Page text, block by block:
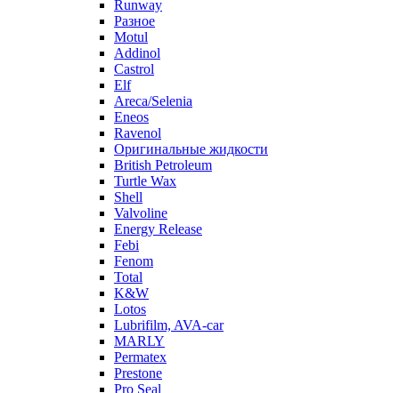
Runway
Разное
Motul
Addinol
Castrol
Elf
Areca/Selenia
Eneos
Ravenol
Оригинальные жидкости
British Petroleum
Turtle Wax
Shell
Valvoline
Energy Release
Febi
Fenom
Total
K&W
Lotos
Lubrifilm, AVA-car
MARLY
Permatex
Prestone
Pro Seal